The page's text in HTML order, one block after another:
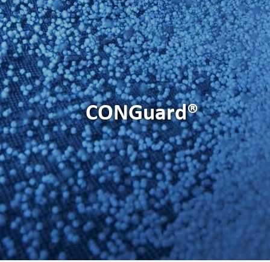
MAGYAR
فارسی
NEDERLANDS
ROMÂNESC
SUOMALAINEN
SLOVENSKÁ
DANSK
ΕΛΛΗΝΙΚΉ
БЪЛГАРСКИ
SVENSKA
SLOVENSKI
EESTI
LIETUVIŲ
LATVIEŠU
CONGuard®